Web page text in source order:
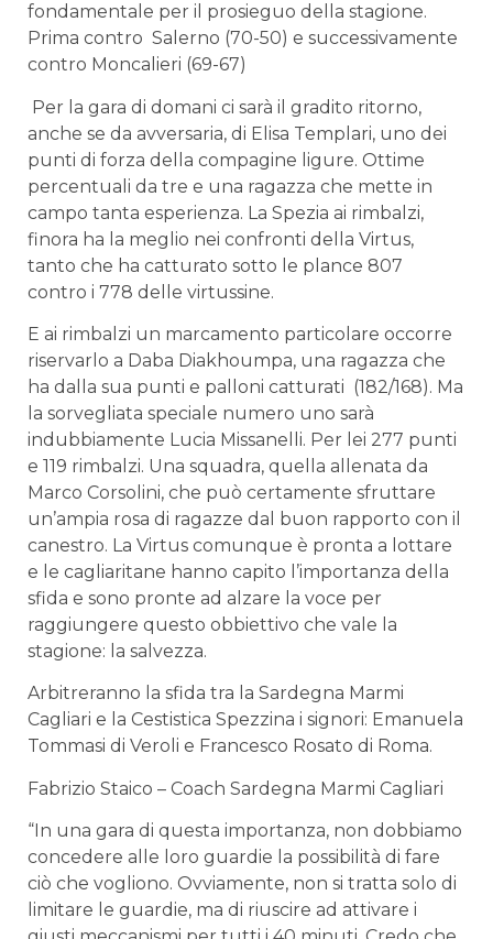
fondamentale per il prosieguo della stagione.
Prima contro Salerno (70-50) e successivamente
contro Moncalieri (69-67)
Per la gara di domani ci sarà il gradito ritorno,
anche se da avversaria, di Elisa Templari, uno dei
punti di forza della compagine ligure. Ottime
percentuali da tre e una ragazza che mette in
campo tanta esperienza. La Spezia ai rimbalzi,
finora ha la meglio nei confronti della Virtus,
tanto che ha catturato sotto le plance 807
contro i 778 delle virtussine.
E ai rimbalzi un marcamento particolare occorre
riservarlo a Daba Diakhoumpa, una ragazza che
ha dalla sua punti e palloni catturati (182/168). Ma
la sorvegliata speciale numero uno sarà
indubbiamente Lucia Missanelli. Per lei 277 punti
e 119 rimbalzi. Una squadra, quella allenata da
Marco Corsolini, che può certamente sfruttare
un’ampia rosa di ragazze dal buon rapporto con il
canestro. La Virtus comunque è pronta a lottare
e le cagliaritane hanno capito l’importanza della
sfida e sono pronte ad alzare la voce per
raggiungere questo obbiettivo che vale la
stagione: la salvezza.
Arbitreranno la sfida tra la Sardegna Marmi
Cagliari e la Cestistica Spezzina i signori: Emanuela
Tommasi di Veroli e Francesco Rosato di Roma.
Fabrizio Staico – Coach Sardegna Marmi Cagliari
“In una gara di questa importanza, non dobbiamo
concedere alle loro guardie la possibilità di fare
ciò che vogliono. Ovviamente, non si tratta solo di
limitare le guardie, ma di riuscire ad attivare i